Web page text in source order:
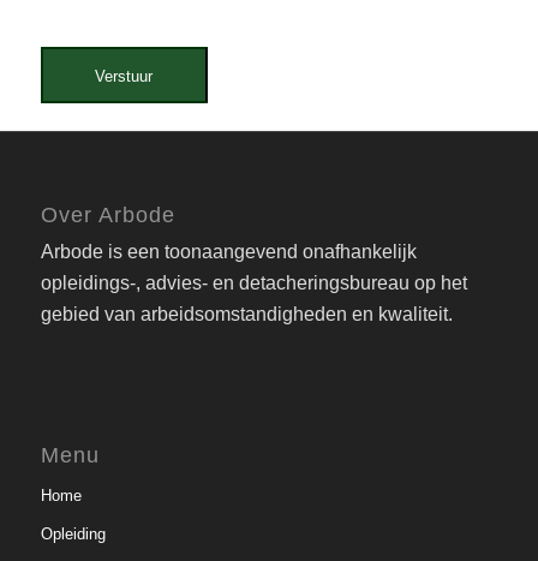
Verstuur
Over Arbode
Arbode is een toonaangevend onafhankelijk
opleidings-, advies- en detacheringsbureau op het
gebied van arbeidsomstandigheden en kwaliteit.
Menu
Home
Opleiding